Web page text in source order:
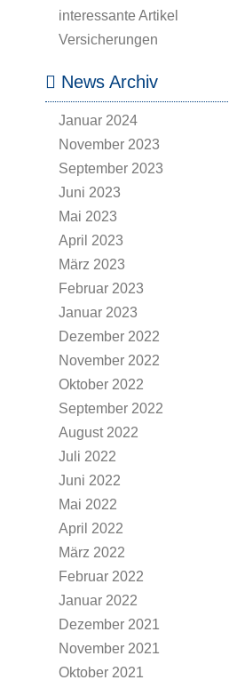
interessante Artikel
Versicherungen
News Archiv
Januar 2024
November 2023
September 2023
Juni 2023
Mai 2023
April 2023
März 2023
Februar 2023
Januar 2023
Dezember 2022
November 2022
Oktober 2022
September 2022
August 2022
Juli 2022
Juni 2022
Mai 2022
April 2022
März 2022
Februar 2022
Januar 2022
Dezember 2021
November 2021
Oktober 2021